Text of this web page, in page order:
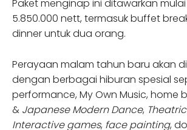
Paket menginap ini ditawarkan mulai
5.850.000 nett, termasuk buffet
dinner untuk dua orang.
Perayaan malam tahun baru akan
dengan berbagai hiburan spesial
performance, My Own Music, home
& Japanese Modern Dance,
Interactive games, face painting,